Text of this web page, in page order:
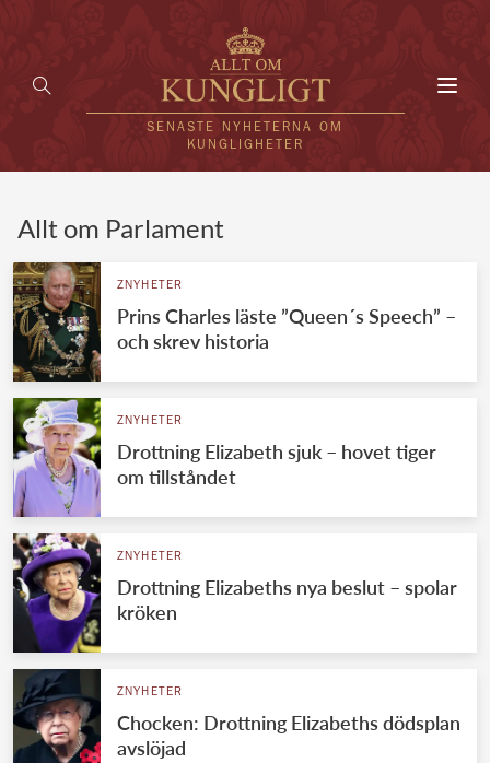
SENASTE NYHETERNA OM
KUNGLIGHETER
UTLÄNDSKT
VÄRLDENS KUNGAHUS
Svenska kungahuset
Brittiska kungahuset
Danska kungahuset
Spanska kungahuset
Jordanska kungahuset
Luxemburgska storhertighuset
REDAKTION
Allt om Parlament
ZNYHETER
Prins Charles läste ”Queen´s Speech” –
och skrev historia
ZNYHETER
Drottning Elizabeth sjuk – hovet tiger
om tillståndet
ZNYHETER
Drottning Elizabeths nya beslut – spolar
kröken
ZNYHETER
Chocken: Drottning Elizabeths dödsplan
avslöjad